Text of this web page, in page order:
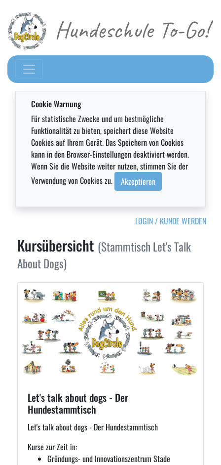
Hundeschule To-Go!
Cookie Warnung
Für statistische Zwecke und um bestmögliche
Funktionalität zu bieten, speichert diese Website
Cookies auf Ihrem Gerät. Das Speichern von Cookies
kann in den Browser-Einstellungen deaktiviert werden.
Wenn Sie die Website weiter nutzen, stimmen Sie der
Verwendung von Cookies zu.
Akzeptieren
LOGIN / KUNDE WERDEN
Kursübersicht (Stammtisch Let's Talk
About Dogs)
Let's talk about dogs - Der
Hundestammtisch
Let's talk about dogs - Der Hundestammtisch
Kurse zur Zeit in:
Gründungs- und Innovationszentrum Stade